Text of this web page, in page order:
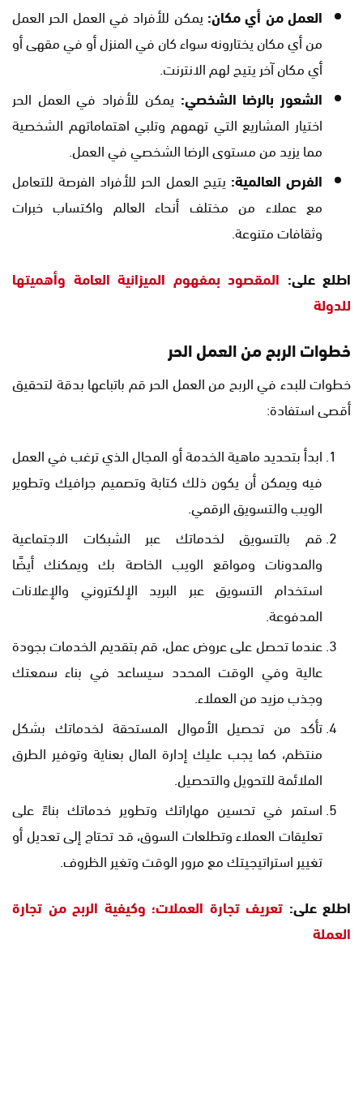
العمل من أي مكان: يمكن للأفراد في العمل الحر العمل
من أي مكان يختارونه سواء كان في المنزل أو في مقهى أو
أي مكان آخر يتيح لهم الانترنت.
الشعور بالرضا الشخصي: يمكن للأفراد في العمل الحر
اختيار المشاريع التي تهمهم وتلبي اهتماماتهم الشخصية
مما يزيد من مستوى الرضا الشخصي في العمل.
الفرص العالمية: يتيح العمل الحر للأفراد الفرصة للتعامل
مع عملاء من مختلف أنحاء العالم واكتساب خبرات
وثقافات متنوعة.
اطلع على: المقصود بمفهوم الميزانية العامة وأهميتها
للدولة
خطوات الربح من العمل الحر
خطوات للبدء في الربح من العمل الحر قم باتباعها بدقة لتحقيق
أقصى استفادة:
ابدأ بتحديد ماهية الخدمة أو المجال الذي ترغب في العمل
فيه ويمكن أن يكون ذلك كتابة وتصميم جرافيك وتطوير
الويب والتسويق الرقمي.
قم بالتسويق لخدماتك عبر الشبكات الاجتماعية
والمدونات ومواقع الويب الخاصة بك ويمكنك أيضًا
استخدام التسويق عبر البريد الإلكتروني والإعلانات
المدفوعة.
عندما تحصل على عروض عمل، قم بتقديم الخدمات بجودة
عالية وفي الوقت المحدد سيساعد في بناء سمعتك
وجذب مزيد من العملاء.
تأكد من تحصيل الأموال المستحقة لخدماتك بشكل
منتظم، كما يجب عليك إدارة المال بعناية وتوفير الطرق
الملائمة للتحويل والتحصيل.
استمر في تحسين مهاراتك وتطوير خدماتك بناءً على
تعليقات العملاء وتطلعات السوق، قد تحتاج إلى تعديل أو
تغيير استراتيجيتك مع مرور الوقت وتغير الظروف.
اطلع على: تعريف تجارة العملات؛ وكيفية الربح من تجارة
العملة